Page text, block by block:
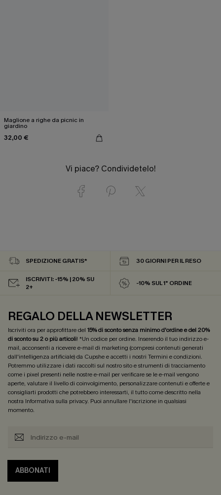
Maglione a righe da picnic in
giardino
32,00 €
Vi piace? Condividetelo!
SPEDIZIONE GRATIS* 30 GIORNI PER IL RESO
ISCRIVITI: -15% | 20% SU
2+
-10% SUL 1° ORDINE
REGALO DELLA NEWSLETTER
Iscriviti ora per approfittare del 15% di sconto senza minimo d'ordine e del 20%
di sconto su 2 o più articoli! *Un codice per ordine. Inserendo il tuo indirizzo e-
mail, acconsenti a ricevere e-mail di marketing (compresi contenuti generati
dall'intelligenza artificiale) da Cupshe e accetti i nostri Termini e condizioni.
Potremmo utilizzare i dati raccolti sul nostro sito e strumenti di tracciamento
come i pixel presenti nelle nostre e-mail per verificare se le e-mail vengono
aperte, valutare il livello di coinvolgimento, personalizzare contenuti e offerte e
consigliarti prodotti che potrebbero interessarti, il tutto come descritto nella
nostra Informativa sulla privacy. Puoi annullare l'iscrizione in qualsiasi
momento.
ABBONATI